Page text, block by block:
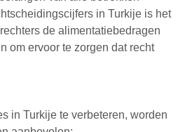
in Turkije is het
de alimentatiebedragen
om ervoor te zorgen dat recht
in Turkije te verbeteren, worden